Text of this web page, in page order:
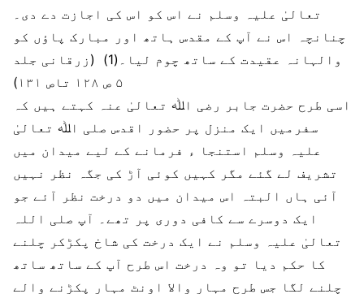
تعالیٰ علیہ وسلم نے اس کو اس کی اجازت دے دی۔
چنانچہ اس نے آپ کے مقدس ہاتھ اور مبارک پاؤں کو
والہانہ عقیدت کے ساتھ چوم لیا۔(1) (زرقانی جلد
۵ ص ۱۲۸ تاص ۱۳۱)
اسی طرح حضرت جابر رضی اﷲ تعالیٰ عنہ کہتے ہیں کہ
سفرمیں ایک منزل پر حضور اقدس صلی اﷲ تعالیٰ
علیہ وسلم استنجا ء فرمانے کے لیے میدان میں
تشریف لے گئے مگر کہیں کوئی آڑ کی جگہ نظر نہیں
آئی ہاں البتہ اس میدان میں دو درخت نظر آئے جو
ایک دوسرے سے کافی دوری پر تھے۔ آپ صلی اللہ
تعالیٰ علیہ وسلم نے ایک درخت کی شاخ پکڑکر چلنے
کا حکم دیا تو وہ درخت اس طرح آپ کے ساتھ ساتھ
چلنے لگا جس طرح مہار والا اونٹ مہار پکڑنے والے